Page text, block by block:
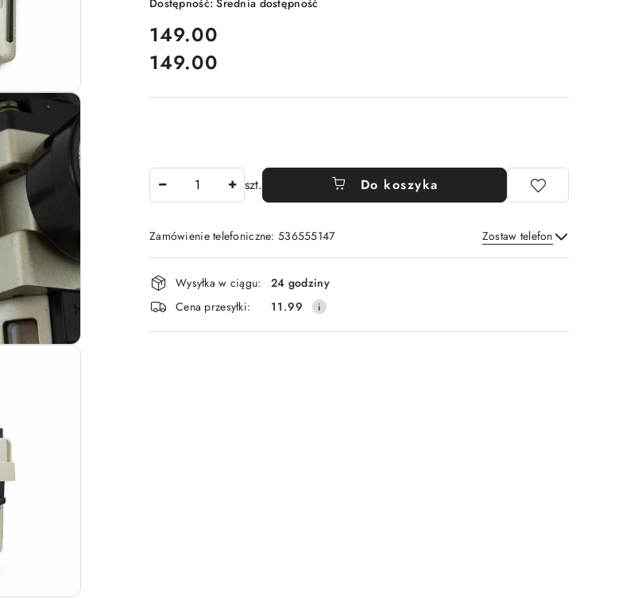
Dostępność:Średnia dostępność
cena:
149.00
Cena:
149.00
szt. Do koszyka
Zamówienie telefoniczne: 536555147 Zostaw telefon
Wyślij
Dostępność
i
dostawa
Wysyłka w ciągu:
24 godziny
Cena przesyłki:
11.99